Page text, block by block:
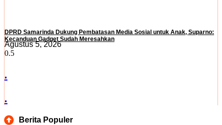
DPRD Samarinda Dukung Pembatasan Media Sosial untuk Anak, Suparno:
Kecanduan Gadget Sudah Meresahkan
Agustus 5, 2026
.
.
Berita Populer